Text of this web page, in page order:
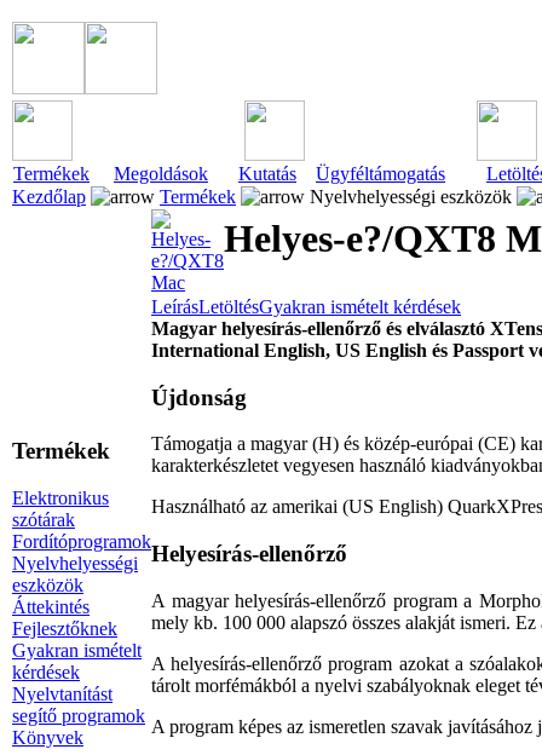
Termékek Megoldások Kutatás Ügyféltámogatás
Kezdőlap
Termékek Nyelvhelyességi eszközök
Termékek
Elektronikus
szótárak
Fordítóprogramok
Nyelvhelyességi
eszközök
Áttekintés
Fejlesztőknek
Gyakran ismételt
kérdések
Nyelvtanítást
segítő programok
Könyvek
Helyes-e?/QXT8
LeírásLetöltésGyakran ismételt kérdések
Magyar helyesírás-ellenőrző és elválasztó
International English, US English és Passport
Újdonság
Támogatja a magyar (H) és közép-európai (CE)
karakterkészletet vegyesen használó
Használható az amerikai (US English)
Helyesírás-ellenőrző
A magyar helyesírás-ellenőrző program a
mely kb. 100 000 alapszó összes alakját ismeri.
A helyesírás-ellenőrző program azokat a
tárolt morfémákból a nyelvi szabályoknak eleget
A program képes az ismeretlen szavak javításához